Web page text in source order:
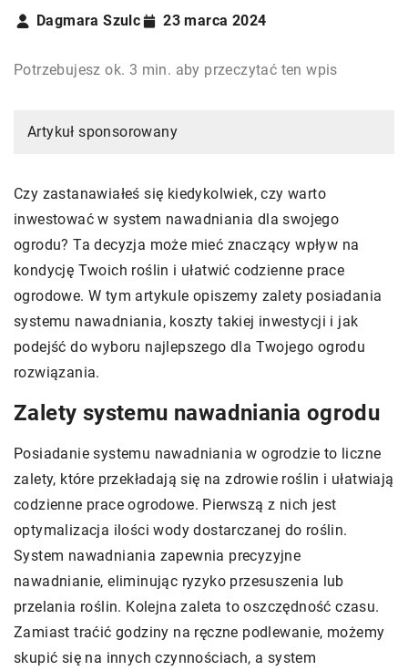
Dagmara Szulc 23 marca 2024
Potrzebujesz ok. 3 min. aby przeczytać ten wpis
Artykuł sponsorowany
Czy zastanawiałeś się kiedykolwiek, czy warto
inwestować w system nawadniania dla swojego
ogrodu? Ta decyzja może mieć znaczący wpływ na
kondycję Twoich roślin i ułatwić codzienne prace
ogrodowe. W tym artykule opiszemy zalety posiadania
systemu nawadniania, koszty takiej inwestycji i jak
podejść do wyboru najlepszego dla Twojego ogrodu
rozwiązania.
Zalety systemu nawadniania ogrodu
Posiadanie systemu nawadniania w ogrodzie to liczne
zalety, które przekładają się na zdrowie roślin i ułatwiają
codzienne prace ogrodowe. Pierwszą z nich jest
optymalizacja ilości wody dostarczanej do roślin.
System nawadniania zapewnia precyzyjne
nawadnianie, eliminując ryzyko przesuszenia lub
przelania roślin. Kolejna zaleta to oszczędność czasu.
Zamiast traćić godziny na ręczne podlewanie, możemy
skupić się na innych czynnościach, a system